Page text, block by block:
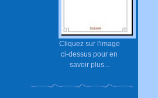
Cliquez sur l'image
ci-dessus pour en
savoir plus...